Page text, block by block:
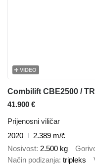
VIDEO
41.900 €
Prijenosni viličar
2020
2.389 m/č
Nosivost 2.500 kg
Način podizanja tripleks